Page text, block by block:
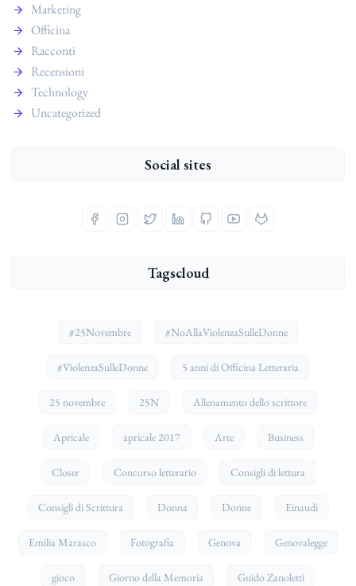
Marketing
Officina
Racconti
Recensioni
Technology
Uncategorized
Social sites
Tagscloud
#25Novembre #NoAllaViolenzaSulleDonne
#ViolenzaSulleDonne 5 anni di Officina Letteraria
25 novembre 25N Allenamento dello scrittore
Apricale apricale 2017 Arte Business
Closer Concorso letterario Consigli di lettura
Consigli di Scrittura Donna Donne Einaudi
Emilia Marasco Fotografia Genova Genovalegge
gioco Giorno della Memoria Guido Zanoletti